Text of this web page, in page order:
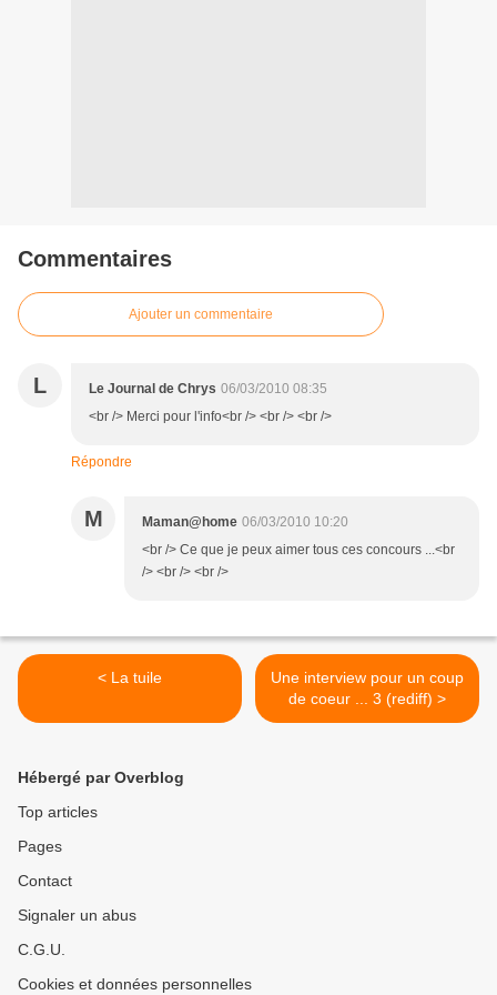
Commentaires
Ajouter un commentaire
L Le Journal de Chrys 06/03/2010 08:35
<br /> Merci pour l'info<br /> <br /> <br />
Répondre
M Maman@home 06/03/2010 10:20
<br /> Ce que je peux aimer tous ces concours ...<br
/> <br /> <br />
< La tuile
Une interview pour un coup
de coeur ... 3 (rediff) >
Hébergé par Overblog
Top articles
Pages
Contact
Signaler un abus
C.G.U.
Cookies et données personnelles